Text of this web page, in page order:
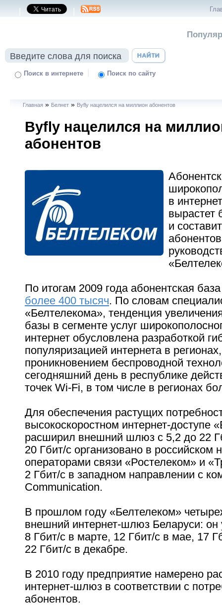
| |
Поиск в интернете | Поиск по сайту
Главная » Белнет » Byfly нацелился на миллион абонентов
Byfly нацелился на
абонентов
в
вырастет
и
По итогам 2009 года абонентская
более 400 тысяч. По словам
«Белтелекома», тенденция
базы в сегменте услуг
интернет обусловлена разработкой
популяризацией интернета в
проникновением беспроводной
сегодняшний день в республике
точек Wi-Fi, в том числе в регионах
Для обеспечения растущих
высокоскоростном интернет-доступе
расширил внешний шлюз с 5,2 до 22
20 Гбит/с организовано в российском
операторами связи «Ростелеком» и
2 Гбит/с в западном направлении с
Communication.
В прошлом году «Белтелеком»
внешний интернет-шлюз Беларуси: он
8 Гбит/с в марте, 12 Гбит/с в мае, 17
22 Гбит/с в декабре.
В 2010 году предприятие намерено
интернет-шлюз в соответствии с
абонентов.